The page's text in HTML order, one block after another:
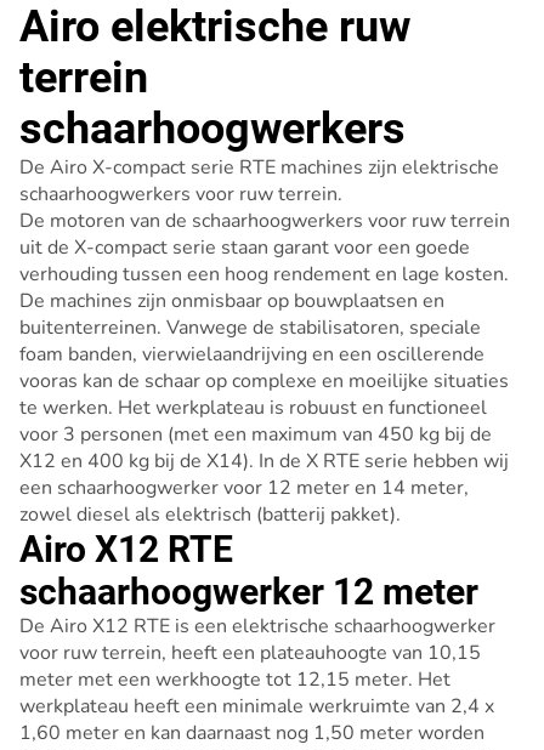
Airo elektrische ruw
terrein
schaarhoogwerkers
De Airo X-compact serie RTE machines zijn elektrische
schaarhoogwerkers voor ruw terrein.
De motoren van de schaarhoogwerkers voor ruw terrein
uit de X-compact serie staan garant voor een goede
verhouding tussen een hoog rendement en lage kosten.
De machines zijn onmisbaar op bouwplaatsen en
buitenterreinen. Vanwege de stabilisatoren, speciale
foam banden, vierwielaandrijving en een oscillerende
vooras kan de schaar op complexe en moeilijke situaties
te werken. Het werkplateau is robuust en functioneel
voor 3 personen (met een maximum van 450 kg bij de
X12 en 400 kg bij de X14). In de X RTE serie hebben wij
een schaarhoogwerker voor 12 meter en 14 meter,
zowel diesel als elektrisch (batterij pakket).
Airo X12 RTE
schaarhoogwerker 12 meter
De Airo X12 RTE is een elektrische schaarhoogwerker
voor ruw terrein, heeft een plateauhoogte van 10,15
meter met een werkhoogte tot 12,15 meter. Het
werkplateau heeft een minimale werkruimte van 2,4 x
1,60 meter en kan daarnaast nog 1,50 meter worden